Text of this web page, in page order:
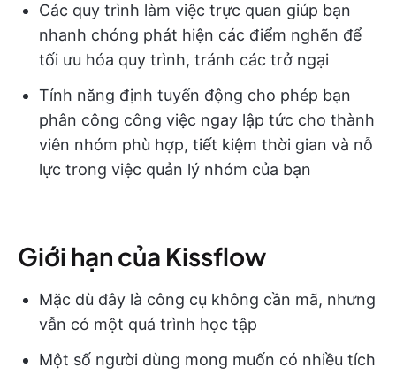
Các quy trình làm việc trực quan giúp bạn
nhanh chóng phát hiện các điểm nghẽn để
tối ưu hóa quy trình, tránh các trở ngại
Tính năng định tuyến động cho phép bạn
phân công công việc ngay lập tức cho thành
viên nhóm phù hợp, tiết kiệm thời gian và nỗ
lực trong việc quản lý nhóm của bạn
Giới hạn của Kissflow
Mặc dù đây là công cụ không cần mã, nhưng
vẫn có một quá trình học tập
Một số người dùng mong muốn có nhiều tích